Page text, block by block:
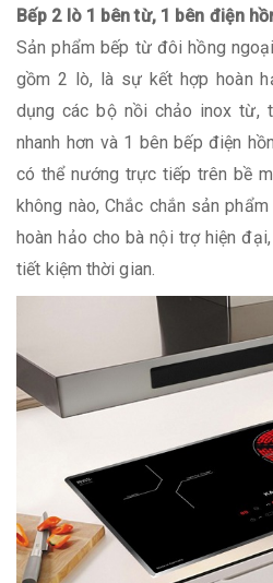
Bếp 2 lò 1 bên từ, 1 bên điện
Sản phẩm bếp từ đôi hồng
gồm 2 lò, là sự kết hợp hoàn
dụng các bộ nồi chảo inox từ,
nhanh hơn và 1 bên bếp điện
có thể nướng trực tiếp trên bề
không nào, Chắc chắn sản
hoàn hảo cho bà nội trợ hiện
tiết kiệm thời gian.